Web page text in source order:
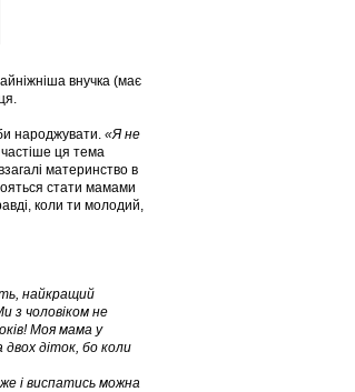
внучка (має
народжувати. «Я не
ця тема
материнство в
стати мамами
коли ти молодий,
найкращий
з чоловіком не
Моя мама у
діток, бо коли
і виспатись можна